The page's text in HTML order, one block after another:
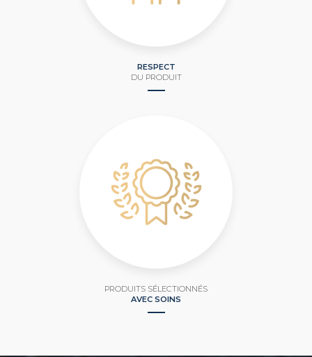
RESPECT
DU PRODUIT
PRODUITS SÉLECTIONNÉS
AVEC SOINS